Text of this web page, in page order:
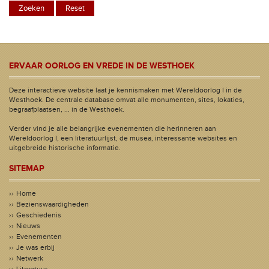
ERVAAR OORLOG EN VREDE IN DE WESTHOEK
Deze interactieve website laat je kennismaken met Wereldoorlog I in de
Westhoek. De centrale database omvat alle monumenten, sites, lokaties,
begraafplaatsen, ... in de Westhoek.
Verder vind je alle belangrijke evenementen die herinneren aan
Wereldoorlog I, een literatuurlijst, de musea, interessante websites en
uitgebreide historische informatie.
SITEMAP
Home
Bezienswaardigheden
Geschiedenis
Nieuws
Evenementen
Je was erbij
Netwerk